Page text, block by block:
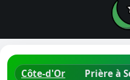
Côte-d'Or Prière à